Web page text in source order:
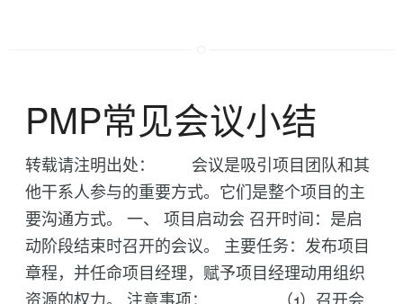
PMP常见会议小结
转载请注明出处： 会议是吸引项目团队和其
他干系人参与的重要方式。它们是整个项目的主
要沟通方式。 一、 项目启动会 召开时间：是启
动阶段结束时召开的会议。 主要任务：发布项目
章程，并任命项目经理，赋予项目经理动用组织
资源的权力。 注意事项： （1）召开会